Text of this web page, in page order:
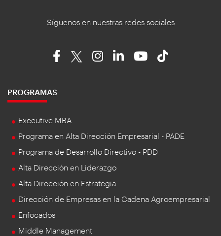
Síguenos en nuestras redes sociales
PROGRAMAS
Executive MBA
Programa en Alta Dirección Empresarial - PADE
Programa de Desarrollo Directivo - PDD
Alta Dirección en Liderazgo
Alta Dirección en Estrategia
Dirección de Empresas en la Cadena Agroempresarial
Enfocados
Middle Management